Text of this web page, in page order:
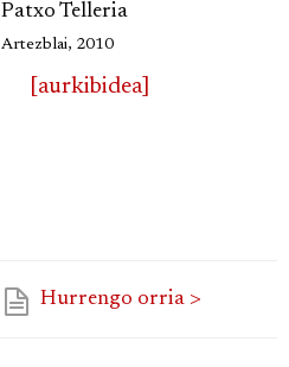
Patxo Telleria
Artezblai, 2010
[aurkibidea]
Hurrengo orria >